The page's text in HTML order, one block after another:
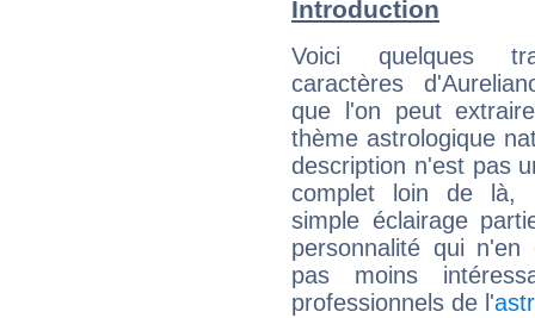
Introduction
Voici quelques
caractères
que l'on peut
thème astrologique
description n'est pas
complet loin de là,
simple éclairage
personnalité qui n'en
pas moins
professionnels de l'